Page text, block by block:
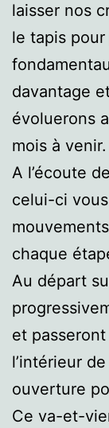
laisser nos
le tapis pour
davantage
évoluerons
mois à venir.
A l’écoute
celui-ci
chaque
Au départ
et
l’intérieur
ouverture
Ce va-et-